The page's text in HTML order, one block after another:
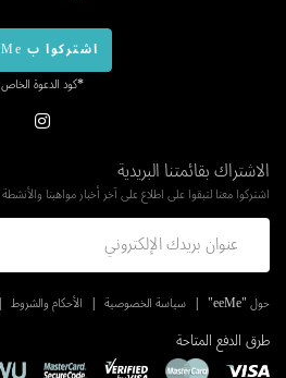
اشتركوا ب eeMe
*كود الدعوة الخاص
الاشتراك بقائمتنا البريدية
اشتركوا معنا لتبقوا على اطلاع على آخر أخبار مواهبنا والأنشطة
حول "eeMe" سياسة الخصوصية الأحكام والشروط
طرق الدفع المتاحة